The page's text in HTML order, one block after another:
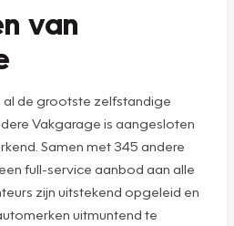
van
al de grootste zelfstandige
Vakgarage is aangesloten
Samen met 345 andere
full-service aanbod aan alle
zijn uitstekend opgeleid en
uitmuntend te